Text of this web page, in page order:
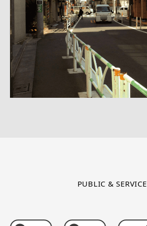
PUBLIC & SERVICE